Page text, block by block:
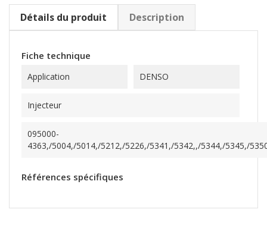
Détails du produit Description
Fiche technique
Application DENSO
Injecteur
095000-
4363,/5004,/5014,/5212,/5226,/5341,/5342,,/5344,/5345,/
Références spécifiques